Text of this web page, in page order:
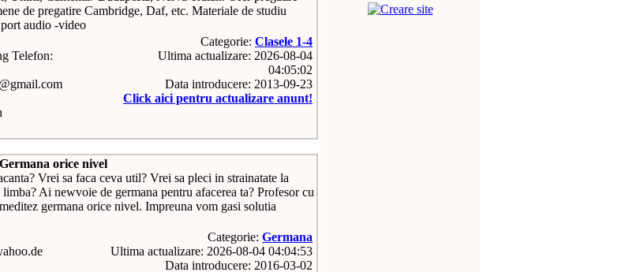
de pregatire Cambridge, Daf, etc. Materiale de studiu
audio -video
Telefon:
Categorie: Clasele 1-4
Ultima actualizare: 2026-08-04
04:05:02
Data introducere: 2013-09-23
Click aici pentru actualizare anunt!
Germana orice nivel
Vrei sa faca ceva util? Vrei sa pleci in strainatate la
Ai newvoie de germana pentru afacerea ta? Profesor cu
germana orice nivel. Impreuna vom gasi solutia
Categorie: Germana
Ultima actualizare: 2026-08-04 04:04:53
Data introducere: 2016-03-02